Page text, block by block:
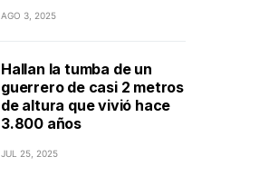
AGO 3, 2025
Hallan la tumba de un
guerrero de casi 2 metros
de altura que vivió hace
3.800 años
JUL 25, 2025